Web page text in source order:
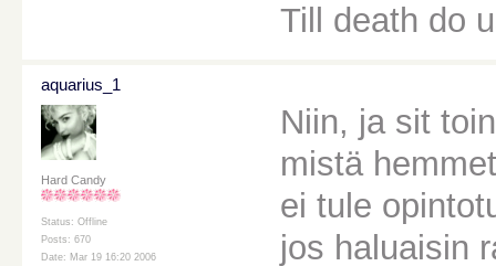
Till death do
aquarius_1
Hard Candy
Status: Offline
Posts: 670
Date: Mar 19 16:20 2006
Niin, ja sit
mistä
ei tule
jos haluaisin